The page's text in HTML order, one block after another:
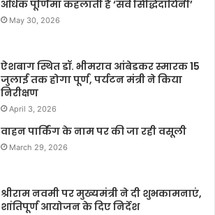
अधिक पूर्णिमा कहलाती है ‘सर्व सिद्धिदायिनी’
May 30, 2026
ऐशबाग स्थित डॉ. भीमराव आंबेडकर स्मारक 15
जुलाई तक होगा पूर्ण, पर्यटन मंत्री ने किया
निरीक्षण
April 3, 2026
वाहन पार्किंग के नाम पर की जा रही वसूली
March 29, 2026
श्रीराम नवमी पर मुख्यमंत्री ने दी शुभकामनाएं,
शांतिपूर्ण आयोजन के दिए निर्देश